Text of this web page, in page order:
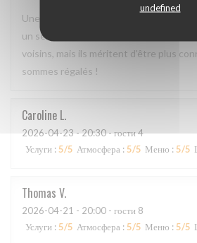
undefined
Une cuisine délicieuse et pleine de
un service irréprochables. Moins de
voisins, mais ils méritent d'être plus
sommes régalés !
Caroline L
2026-04-23- 20:30 - гости 4
Услуги : 5/5 Атмосфера : 5/5 Меню : 5/5
Thomas V
2026-04-21 - 20:00 - гости 8
Услуги : 5/5 Атмосфера : 5/5 Меню : 5/5